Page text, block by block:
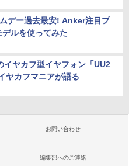
デー過去最安! Anker注目プ
ルを使ってみた
イヤカフ型イヤフォン「UU2
ヤカフマニアが語る
お問い合わせ
編集部へのご連絡